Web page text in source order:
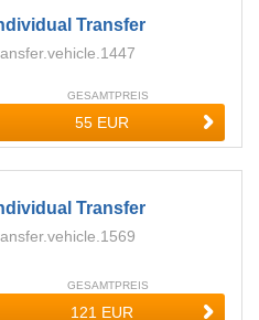
Transfer
GESAMTPREIS
Transfer
GESAMTPREIS